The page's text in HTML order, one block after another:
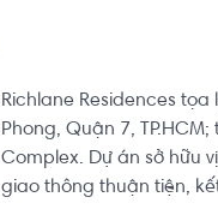
Richlane Residences
Phong, Quận 7,
Complex. Dự án sở hữu
giao thông thuận tiện,